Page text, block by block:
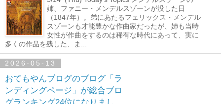
姉、ファニー・メンデルスゾーンが没した日
（1847年）。弟にあたるフェリックス・メンデル
スゾーンも才能豊かな作曲家だったが、姉も当時
女性が作曲をするのは稀有な時代にあって、実に
多くの作品を残した、ま...
2026-05-13
おてもやんブログのブログ「ラ
ンディングページ」が総合ブロ